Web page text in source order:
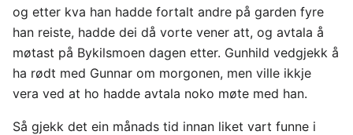
og etter kva han hadde fortalt andre på garden fyre
han reiste, hadde dei då vorte vener att, og avtala å
møtast på Bykilsmoen dagen etter. Gunhild vedgjekk å
ha rødt med Gunnar om morgonen, men ville ikkje
vera ved at ho hadde avtala noko møte med han.
Så gjekk det ein månads tid innan liket vart funne i